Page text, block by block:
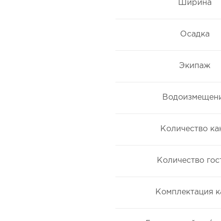
Ширина
Осадка
Экипаж
Количество
Количество
Комплектация